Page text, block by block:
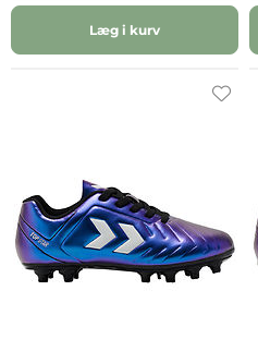
Læg i kurv